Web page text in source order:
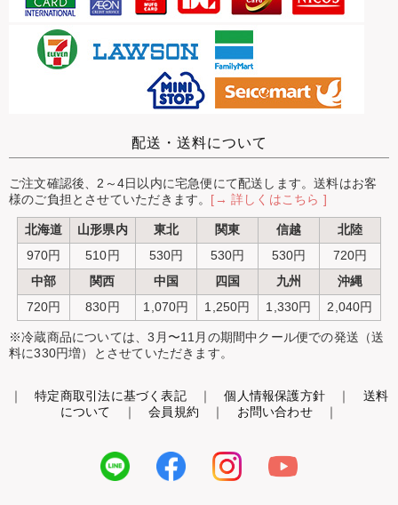
配送・送料について
ご注文確認後、2～4日以内に宅急便にて配送します。送料はお客
様のご負担とさせていただきます。 [→ 詳しくはこちら ]
北海道 山形県内 東北 関東 信越
北陸
970円
510円 530円 530円 530円
720円
中部
関西 中国 四国 九州
沖縄
720円
830円 1,070円 1,250円 1,330円 2,040円
※冷蔵商品については、3月〜11月の期間中クール便での発送（送
料に330円増）とさせていただきます。
｜特定商取引法に基づく表記｜個人情報保護方針 ｜ 送料
について ｜会員規約 ｜ お問い合わせ｜